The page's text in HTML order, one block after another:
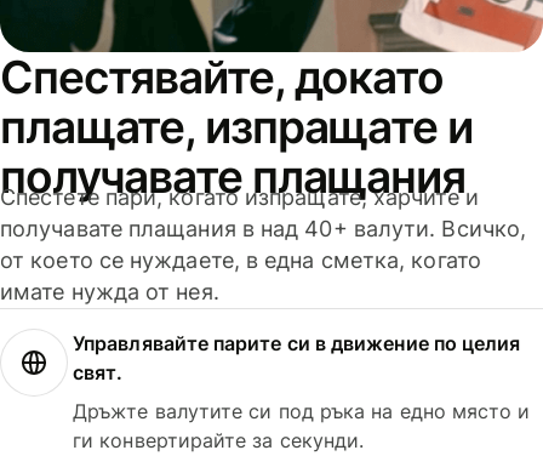
Спестявайте, докато
плащате, изпращате и
получавате плащания
Спестете пари, когато изпращате, харчите и
получавате плащания в над 40+ валути. Всичко,
от което се нуждаете, в една сметка, когато
имате нужда от нея.
Управлявайте парите си в движение по целия
свят.
Дръжте валутите си под ръка на едно място и
ги конвертирайте за секунди.